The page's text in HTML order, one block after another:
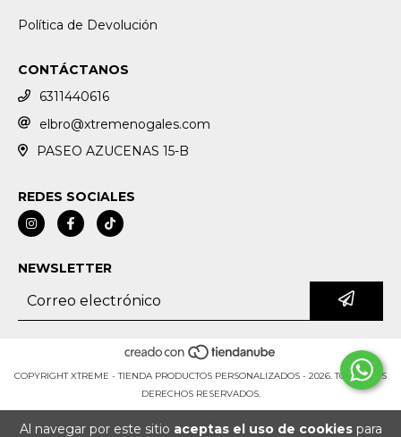
Al navegar por este sitio aceptas el uso de cookiespara
Política de Devolución
CONTÁCTANOS
6311440616
elbro@xtremenogales.com
PASEO AZUCENAS 15-B
REDES SOCIALES
NEWSLETTER
COPYRIGHT XTREME - TIENDA PRODUCTOS PERSONALIZADOS - 2026. TODOS LOS
DERECHOS RESERVADOS.